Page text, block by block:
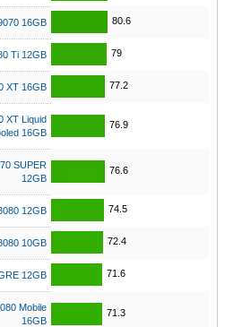
16GB 80.6
Ti 12GB 79
XT 16GB 77.2
XT Liquid
16GB
76.9
SUPER
12GB
76.6
12GB 74.5
10GB 72.4
12GB 71.6
Mobile
16GB
71.3